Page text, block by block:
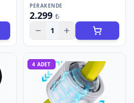
PERAKENDE
2.299 ₺
1
4 ADET